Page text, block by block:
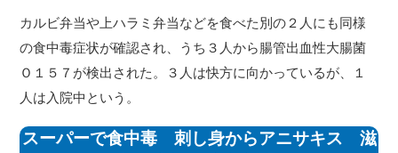
カルビ弁当や上ハラミ弁当などを食べた別の２人にも同様
の食中毒症状が確認され、うち３人から腸管出血性大腸菌
Ｏ１５７が検出された。３人は快方に向かっているが、１
人は入院中という。
スーパーで食中毒 刺し身からアニサキス 滋